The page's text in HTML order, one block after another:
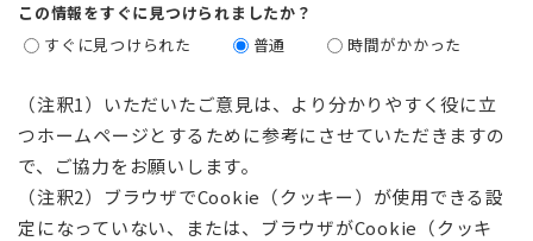
この情報をすぐに見つけられましたか？
すぐに見つけられた
普通 時間がかかった
（注釈1）いただいたご意見は、より分かりやすく役に立
つホームページとするために参考にさせていただきますの
で、ご協力をお願いします。
（注釈2）ブラウザでCookie（クッキー）が使用できる設
定になっていない、または、ブラウザがCookie（クッキ